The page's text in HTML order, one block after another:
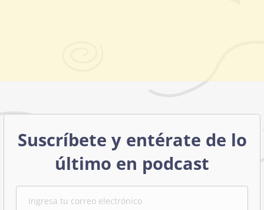
Suscríbete y entérate de lo
último en podcast